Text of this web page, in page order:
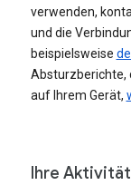
verwenden,
und die
beispielsweise
Absturzberichte,
auf Ihrem Gerät,
Ihre